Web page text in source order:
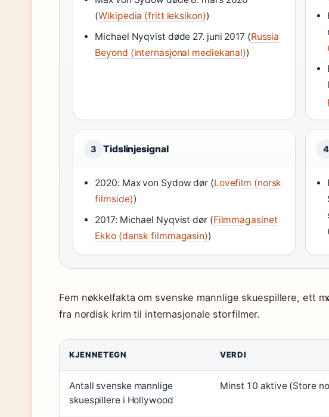
(Wikipedia (fritt leksikon))
Michael Nyqvist døde 27. juni 2017 (Russia
Beyond (internasjonal mediekanal))
3 Tidslinjesignal
2020: Max von Sydow dør (Lovefilm (norsk
filmside))
2017: Michael Nyqvist dør (Filmmagasinet
Ekko (dansk filmmagasin))
4
Fem nøkkelfakta om svenske mannlige skuespillere, ett
fra nordisk krim til internasjonale storfilmer.
KJENNETEGN VERDI
Antall svenske mannlige
skuespillere i Hollywood
Minst 10 aktive (Store